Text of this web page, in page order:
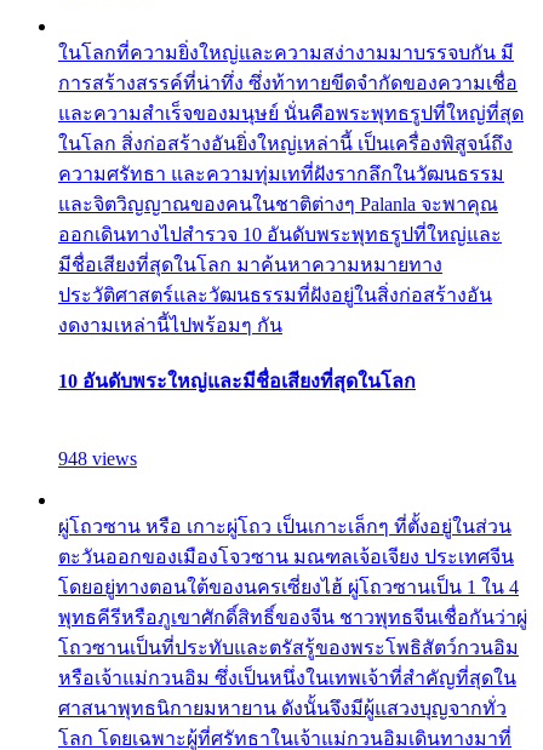
ในโลกที่ความยิ่งใหญ่และความสง่างามมาบรรจบกัน มี
การสร้างสรรค์ที่น่าทึ่ง ซึ่งท้าทายขีดจำกัดของความเชื่อ
และความสำเร็จของมนุษย์ นั่นคือพระพุทธรูปที่ใหญ่ที่สุด
ในโลก สิ่งก่อสร้างอันยิ่งใหญ่เหล่านี้ เป็นเครื่องพิสูจน์ถึง
ความศรัทธา และความทุ่มเทที่ฝังรากลึกในวัฒนธรรม
และจิตวิญญาณของคนในชาติต่างๆ Palanla จะพาคุณ
ออกเดินทางไปสำรวจ 10 อันดับพระพุทธรูปที่ใหญ่และ
มีชื่อเสียงที่สุดในโลก มาค้นหาความหมายทาง
ประวัติศาสตร์และวัฒนธรรมที่ฝังอยู่ในสิ่งก่อสร้างอัน
งดงามเหล่านี้ไปพร้อมๆ กัน
10 อันดับพระใหญ่และมีชื่อเสียงที่สุดในโลก
948 views
ผู่โถวซาน หรือ เกาะผู่โถว เป็นเกาะเล็กๆ ที่ตั้งอยู่ในส่วน
ตะวันออกของเมืองโจวซาน มณฑลเจ้อเจียง ประเทศจีน
โดยอยู่ทางตอนใต้ของนครเซี่ยงไฮ้ ผู่โถวซานเป็น 1 ใน 4
พุทธคีรีหรือภูเขาศักดิ์สิทธิ์ของจีน ชาวพุทธจีนเชื่อกันว่าผู่
โถวซานเป็นที่ประทับและตรัสรู้ของพระโพธิสัตว์กวนอิม
หรือเจ้าแม่กวนอิม ซึ่งเป็นหนึ่งในเทพเจ้าที่สำคัญที่สุดใน
ศาสนาพุทธนิกายมหายาน ดังนั้นจึงมีผู้แสวงบุญจากทั่ว
โลก โดยเฉพาะผู้ที่ศรัทธาในเจ้าแม่กวนอิมเดินทางมาที่